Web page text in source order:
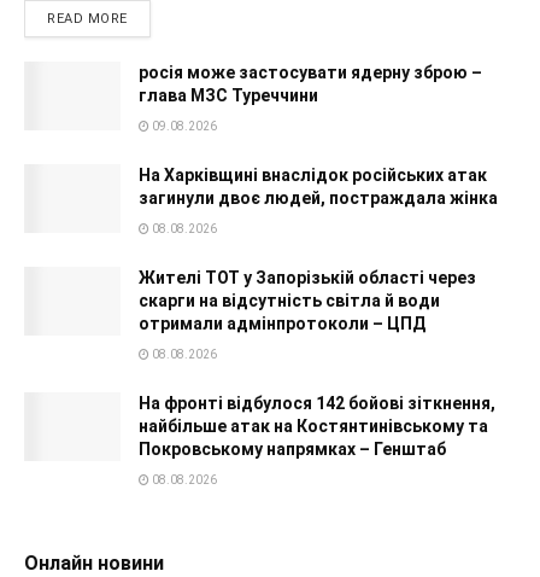
READ MORE
росія може застосувати ядерну зброю –
глава МЗС Туреччини
09.08.2026
На Харківщині внаслідок російських атак
загинули двоє людей, постраждала жінка
08.08.2026
Жителі ТОТ у Запорізькій області через
скарги на відсутність світла й води
отримали адмінпротоколи – ЦПД
08.08.2026
На фронті відбулося 142 бойові зіткнення,
найбільше атак на Костянтинівському та
Покровському напрямках – Генштаб
08.08.2026
Онлайн новини